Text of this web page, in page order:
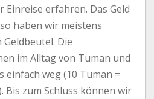
Einreise erfahren. Das Geld
haben wir meistens
Die
im Alltag von Tuman und
einfach weg (10 Tuman =
Bis zum Schluss können wir